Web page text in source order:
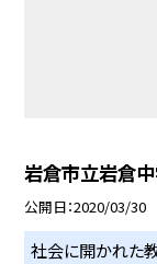
岩倉市立岩倉
公開日 2020/03/30
社会に開かれた